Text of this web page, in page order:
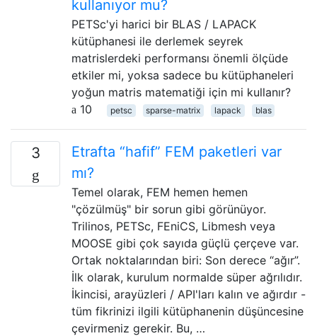
kullanıyor mu?
PETSc'yi harici bir BLAS / LAPACK
kütüphanesi ile derlemek seyrek
matrislerdeki performansı önemli ölçüde
etkiler mi, yoksa sadece bu kütüphaneleri
yoğun matris matematiği için mi kullanır?
10
petsc sparse-matrix lapack blas
3
Etrafta “hafif” FEM paketleri var
mı?
Temel olarak, FEM hemen hemen
"çözülmüş" bir sorun gibi görünüyor.
Trilinos, PETSc, FEniCS, Libmesh veya
MOOSE gibi çok sayıda güçlü çerçeve var.
Ortak noktalarından biri: Son derece “ağır”.
İlk olarak, kurulum normalde süper ağrılıdır.
İkincisi, arayüzleri / API'ları kalın ve ağırdır -
tüm fikrinizi ilgili kütüphanenin düşüncesine
çevirmeniz gerekir. Bu, …